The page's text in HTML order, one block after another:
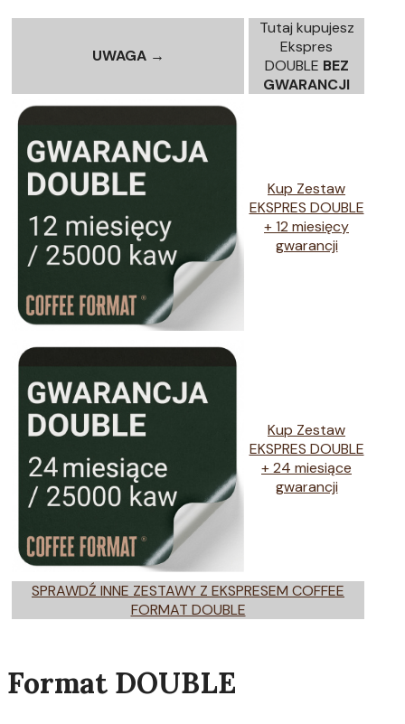
UWAGA →
Tutaj kupujesz
Ekspres
DOUBLE BEZ
GWARANCJI
Kup Zestaw
EKSPRES DOUBLE
+ 12 miesięcy
gwarancji
Kup Zestaw
EKSPRES DOUBLE
+ 24 miesiące
gwarancji
SPRAWDŹ INNE ZESTAWY Z EKSPRESEM COFFEE
FORMAT DOUBLE
Format DOUBLE